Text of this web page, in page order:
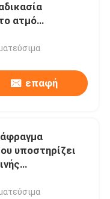
ατμό
υγρού
επαφή
υποστηρίζει
GEMU MG25